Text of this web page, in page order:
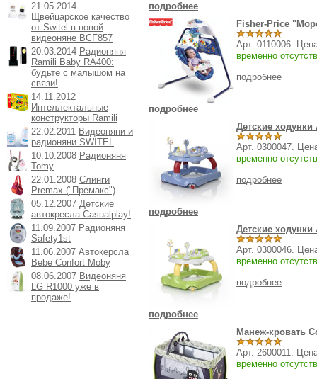
21.05.2014
Щвейцарское качество
от Switel в новой
видеоняне BCF857
20.03.2014 Радионяня
Ramili Baby RA400:
будьте с малышом на
связи!
14.11.2012
Интеллектальные
конструкторы Ramili
22.02.2011 Видеоняни и
радионяни SWITEL
10.10.2008 Радионяня
Tomy
22.01.2008 Слинги
Premax ("Премакс")
05.12.2007 Детские
автокресла Casualplay!
11.09.2007 Радионяня
Safety1st
11.06.2007 Автокерсла
Bebe Confort Moby
08.06.2007 Видеоняня
LG R1000 уже в
продаже!
подробнее
подробнее
Fisher-Price
Арт. 0110006.
временно
подробнее
подробнее
Детские
Арт. 0300047.
временно
подробнее
подробнее
Детские
Арт. 0300046.
временно
подробнее
Манеж-кровать
Арт. 2600011.
временно